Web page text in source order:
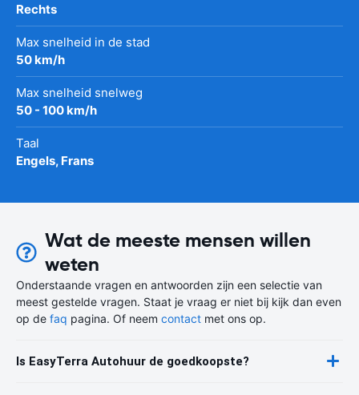
Rechts
Max snelheid in de stad
50 km/h
Max snelheid snelweg
50 - 100 km/h
Taal
Engels, Frans
Wat de meeste mensen willen
weten
Onderstaande vragen en antwoorden zijn een selectie van
meest gestelde vragen. Staat je vraag er niet bij kijk dan even
op de faq pagina. Of neem contact met ons op.
Is EasyTerra Autohuur de goedkoopste?